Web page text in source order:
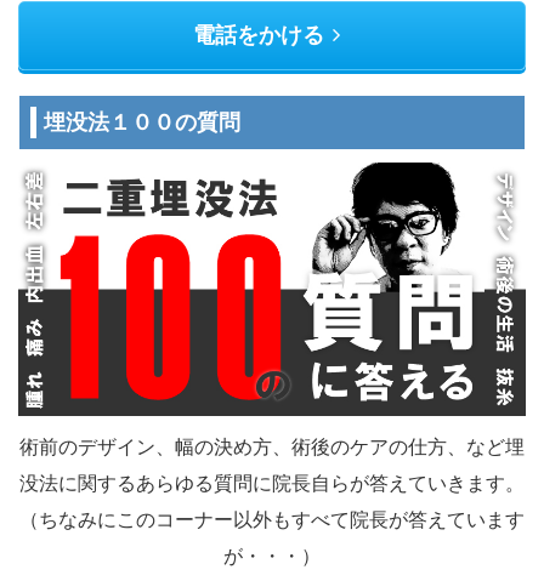
電話をかける
埋没法１００の質問
術前のデザイン、幅の決め方、術後のケアの仕方、など埋
没法に関するあらゆる質問に院長自らが答えていきます。
（ちなみにこのコーナー以外もすべて院長が答えています
が・・・）